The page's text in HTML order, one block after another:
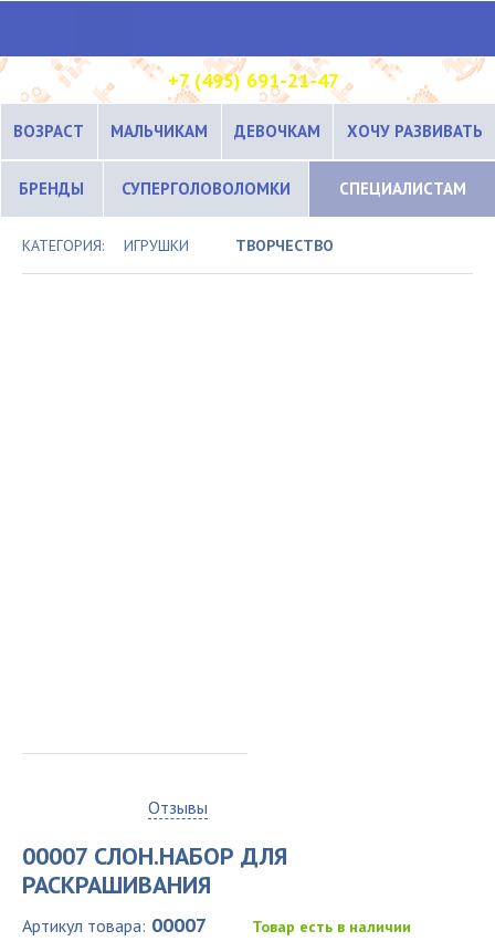
+7 (495) 691-21-47
ВОЗРАСТ МАЛЬЧИКАМ ДЕВОЧКАМ ХОЧУ РАЗВИВАТЬ
БРЕНДЫ СУПЕРГОЛОВОЛОМКИ СПЕЦИАЛИСТАМ
КАТЕГОРИЯ: ИГРУШКИ ТВОРЧЕСТВО
Отзывы
00007 СЛОН.НАБОР ДЛЯ
РАСКРАШИВАНИЯ
Артикул товара: 00007 Товар есть в наличии